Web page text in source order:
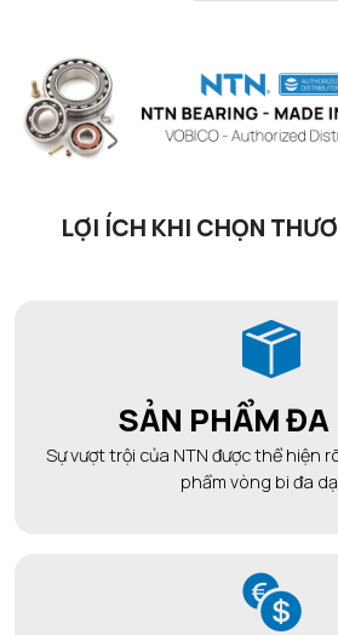
LỢI ÍCH KHI CHỌN
SẢN PHẨM ĐA
Sự vượt trội của NTN được thể hiện
phẩm vòng bi đa